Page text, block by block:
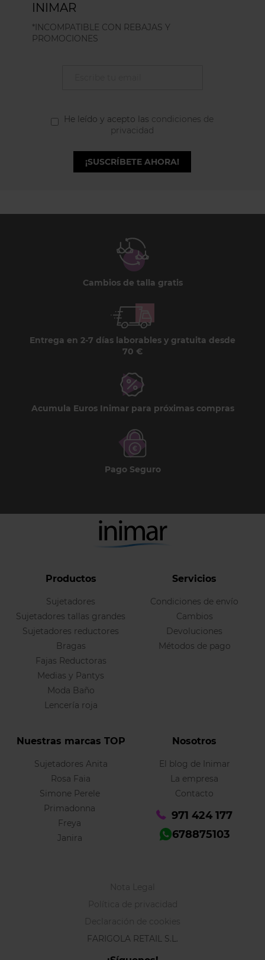
INIMAR
*INCOMPATIBLE CON REBAJAS Y
PROMOCIONES
He leído y acepto las condiciones de
privacidad
¡SUSCRÍBETE AHORA!
Cambios de talla gratis
Entrega en 2-7 días laborables y gratuita desde
70 €
Acumula Euros Inimar para próximas compras
Pago Seguro
Productos
Sujetadores
Sujetadores tallas grandes
Sujetadores reductores
Bragas
Fajas Reductoras
Medias y Pantys
Moda Baño
Lencería roja
Servicios
Condiciones de envío
Cambios
Devoluciones
Métodos de pago
Nuestras marcas TOP
Sujetadores Anita
Rosa Faia
Simone Perele
Primadonna
Freya
Janira
Nosotros
El blog de Inimar
La empresa
Contacto
971 424 177
678875103
Nota Legal
Política de privacidad
Declaración de cookies
FARIGOLA RETAIL S.L.